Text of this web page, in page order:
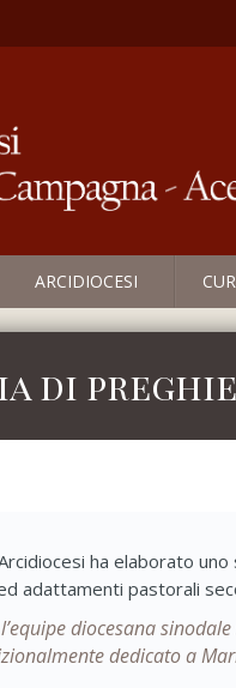
ARCIDIOCESI
di
ha elaborato
adattamenti pastorali
diocesana
dedicato a